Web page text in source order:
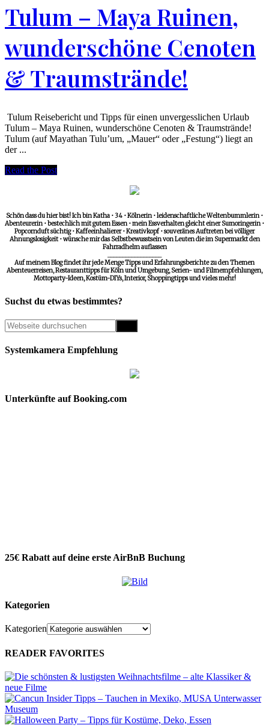
Tulum – Maya Ruinen,
wunderschöne Cenoten
& Traumstrände!
Tulum Reisebericht und Tipps für einen unvergesslichen Urlaub
Tulum – Maya Ruinen, wunderschöne Cenoten & Traumstrände!
Tulum (auf Mayathan Tulu’um, „Mauer“ oder „Festung“) liegt an
der ...
Read the Post
Schön dass du hier bist! Ich bin Katha • 34 • Kölnerin • leidenschaftliche Weltenbummlerin •
Abenteurerin • bestechlich mit gutem Essen • mein Essverhalten gleicht einer Sumoringerin •
Popcornduft süchtig • Kaffeeinhalierer • Kreativkopf • souveränes Auftreten bei völliger
Ahnungslosigkeit • wünsche mir das Selbstbewusstsein von Leuten die im Supermarkt den
Fahrradhelm auflassen
Auf meinem Blog findet ihr jede Menge Tipps und Erfahrungsberichte zu den Themen
Abenteuerreisen, Restauranttipps für Köln und Umgebung, Serien- und Filmempfehlungen,
Mottoparty-Ideen, Kostüm-DIYs, Interior, Shoppingtipps und vieles mehr!
Suchst du etwas bestimmtes?
Systemkamera Empfehlung
Unterkünfte auf Booking.com
25€ Rabatt auf deine erste AirBnB Buchung
Kategorien
Kategorien
READER FAVORITES